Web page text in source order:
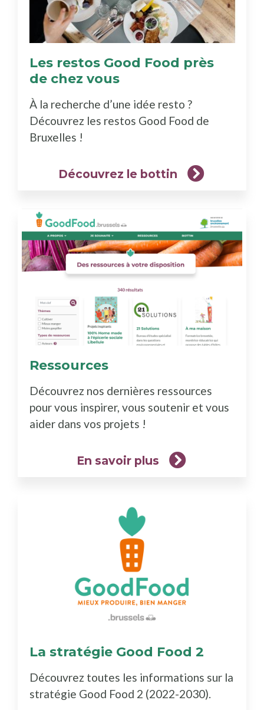
Les restos Good Food près
de chez vous
bottin)
À la recherche d’une idée resto ?
Découvrez les restos Good Food de
Bruxelles !
Découvrez le bottin
Ressources
plus)
Découvrez nos dernières ressources
pour vous inspirer, vous soutenir et vous
aider dans vos projets !
En savoir plus
La stratégie Good Food 2
plus)
Découvrez toutes les informations sur la
stratégie Good Food 2 (2022-2030).